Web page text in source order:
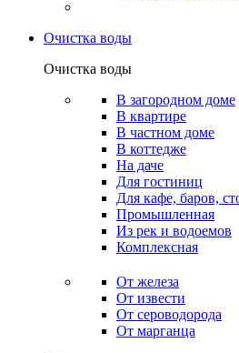
Очистка воды
Очистка воды
В загородном доме
В квартире
В частном доме
В коттедже
На даче
Для гостиниц
Для кафе, баров,
Промышленная
Из рек и водоемов
Комплексная
От железа
От извести
От сероводорода
От марганца